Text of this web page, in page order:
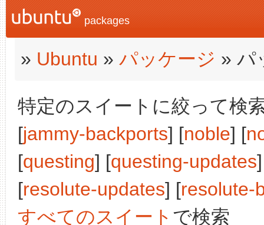
packages
» Ubuntu » パッケージ » パ
特定のスイートに絞って検
[jammy-backports] [noble] [
[questing] [questing-updates
[resolute-updates] [resolute-
すべてのスイート で検索